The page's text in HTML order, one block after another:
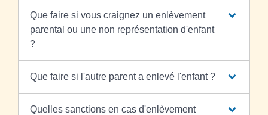
Que faire si vous craignez un enlèvement
parental ou une non représentation d'enfant
?
Que faire si l'autre parent a enlevé l'enfant ?
Quelles sanctions en cas d'enlèvement